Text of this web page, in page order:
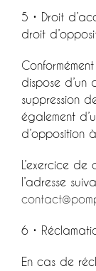
5 • Droit
droit
dispose d’un
suppression
également
d’opposition
L’exercice
l’adresse
6 •
En cas de